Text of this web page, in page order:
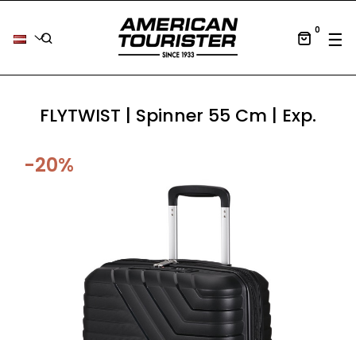
0 ☰
FLYTWIST | Spinner 55 Cm | Exp.
-20%